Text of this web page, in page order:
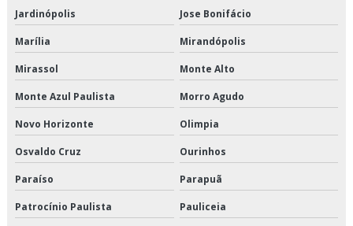
Transporte de cargas frias
Transporte de climatizados em são paulo
Transporte de climatizados em sp
Transporte de climatizados valor
Transporte de congelados
Jardinópolis Jose Bonifácio
Marília Mirandópolis
Mirassol Monte Alto
Monte Azul Paulista Morro Agudo
Novo Horizonte Olimpia
Osvaldo Cruz Ourinhos
Paraíso Parapuã
Patrocínio Paulista Pauliceia